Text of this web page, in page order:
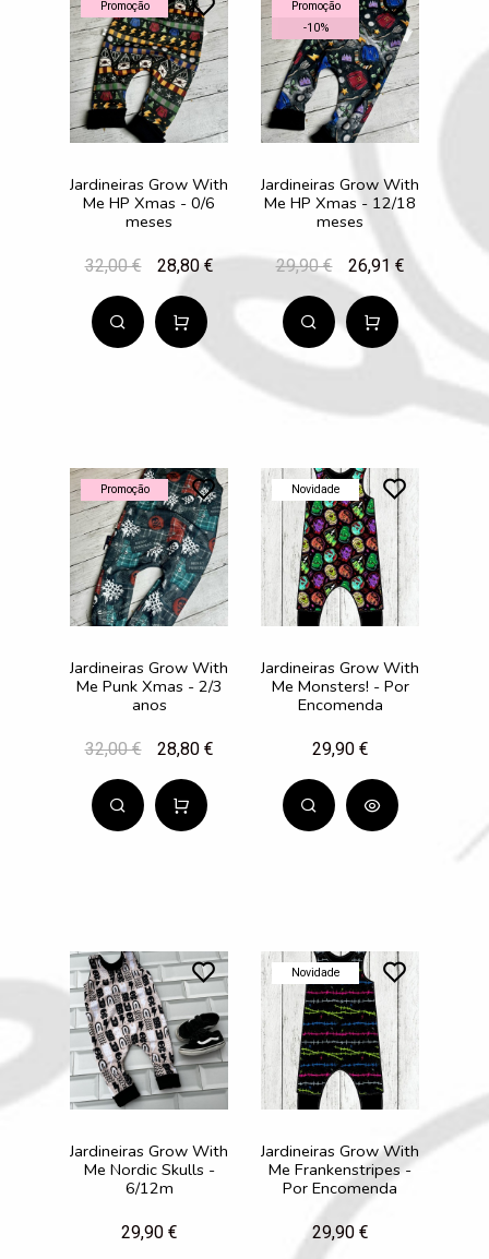
Promoção
Jardineiras Grow With
Me HP Xmas - 0/6
meses
32,00 € 28,80 €
Promoção
-10%
Jardineiras Grow With
Me HP Xmas - 12/18
meses
29,90 € 26,91 €
Promoção
Jardineiras Grow With
Me Punk Xmas - 2/3
anos
32,00 € 28,80 €
Novidade
Jardineiras Grow With
Me Monsters! - Por
Encomenda
29,90 €
Jardineiras Grow With
Me Nordic Skulls -
6/12m
29,90 €
Novidade
Jardineiras Grow With
Me Frankenstripes -
Por Encomenda
29,90 €